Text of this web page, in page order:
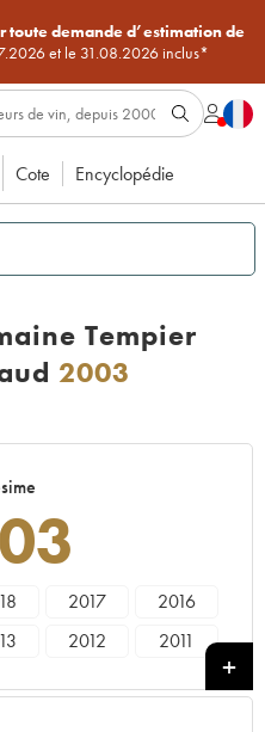
toute demande d’estimation de
et le 31.08.2026 inclus*
Cote Encyclopédie
Tempier
2003
2017
2016
2012
2011